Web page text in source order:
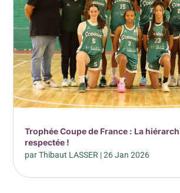
Trophée Coupe de France : La
respectée !
parThibaut LASSER |26 Jan 2026